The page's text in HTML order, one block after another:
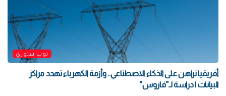
توب ستوري
أفريقيا تراهن على الذكاء الاصطناعي.. وأزمة الكهرباء تهدد مراكز
البيانات | دراسة لـ”فاروس”